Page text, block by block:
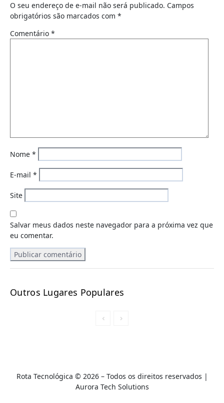
O seu endereço de e-mail não será publicado. Campos
obrigatórios são marcados com *
Comentário *
Nome *
E-mail *
Site
Salvar meus dados neste navegador para a próxima vez que
eu comentar.
Outros Lugares Populares
Rota Tecnológica © 2026 – Todos os direitos reservados |
Aurora Tech Solutions